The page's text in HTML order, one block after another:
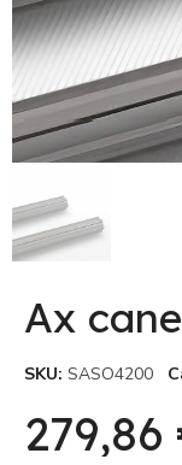
Ax
SKU SASO4200
279,86